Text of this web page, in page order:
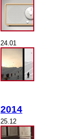
24.01
2014
25.12